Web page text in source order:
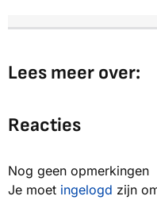
Lees meer over:
Reacties
Nog geen opmerkingen
Je moet ingelogd zijn